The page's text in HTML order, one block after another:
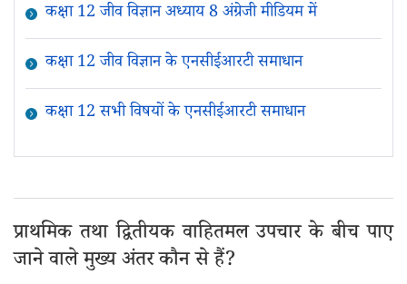
कक्षा 12 जीव विज्ञान अध्याय 8 अंग्रेजी मीडियम में
कक्षा 12 जीव विज्ञान के एनसीईआरटी समाधान
कक्षा 12 सभी विषयों के एनसीईआरटी समाधान
प्राथमिक तथा द्वितीयक वाहितमल उपचार के बीच पाए
जाने वाले मुख्य अंतर कौन से हैं?